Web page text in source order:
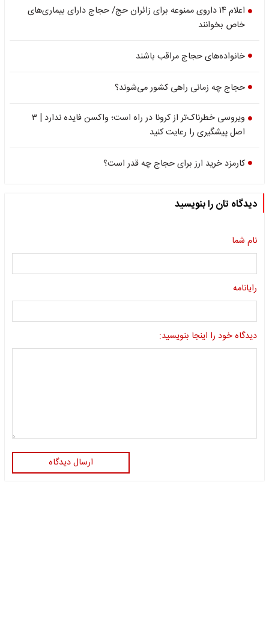
اعلام ۱۴ داروی ممنوعه برای زائران حج/ حجاج دارای بیماری‌های
خاص بخوانند
خانواده‌های حجاج مراقب باشند
حجاج چه زمانی راهی کشور می‌شوند؟
ویروسی خطرناک‌تر از کرونا در راه است؛ واکسن فایده ندارد | ۳
اصل پیشگیری را رعایت کنید
کارمزد خرید ارز برای حجاج چه قدر است؟
دیدگاه تان را بنویسید
نام شما
رایانامه
دیدگاه خود را اینجا بنویسید:
ارسال دیدگاه